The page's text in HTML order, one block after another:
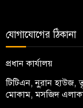
যোগাযোগের ঠিকানা
প্রধান কার্যালয়
টিটিএন, নু্রান হাউজ,
মোকাম, মসজিদ